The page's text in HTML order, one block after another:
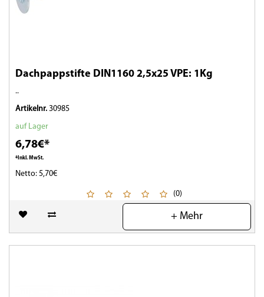
Dachpappstifte DIN1160 2,5x25 VPE: 1Kg
..
Artikelnr. 30985
auf Lager
6,78€*
*Inkl. MwSt.
Netto: 5,70€
(0)
+ Mehr